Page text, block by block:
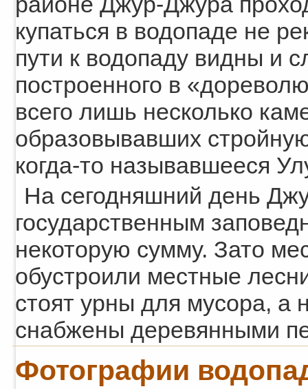
купаться в водопаде не
пути к водопаду видны и
построенного в
всего лишь несколько
образовывавших
когда-то называвшееся
На сегодняшний день
государственным
некоторую сумму. Зато
обустроили местные
стоят урны для мусора, а
снабжены деревянными
Фотографии